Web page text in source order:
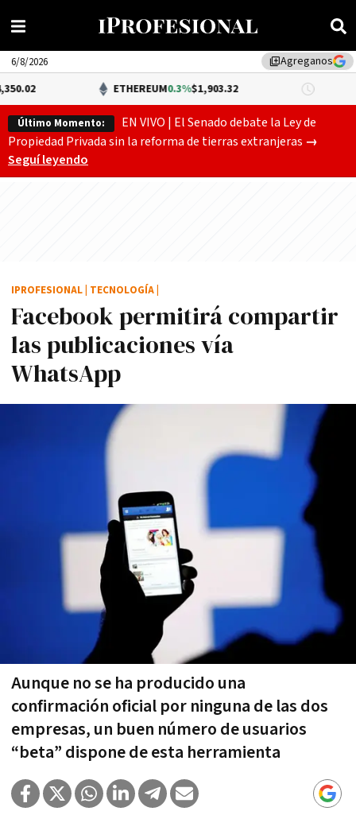
library_addAgreganos
6/8/2026
ETHEREUM0.3%$1,903.32 DÓLAR
Último Momento:
EN VIVO | El Senado debate la Ley de
Propiedad Privada sin la reforma de tierras extranjeras →
Seguí leyendo
Facebook permitirá compartir
las publicaciones ví­a
WhatsApp
Aunque no se ha producido una
confirmación oficial por ninguna de las dos
empresas, un buen número de usuarios
“beta” dispone de esta herramienta
IPROFESIONAL TECNOLOGÍA